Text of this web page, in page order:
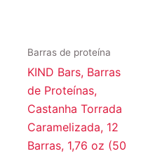
Barras de proteína
KIND Bars, Barras
de Proteínas,
Castanha Torrada
Caramelizada, 12
Barras, 1,76 oz (50